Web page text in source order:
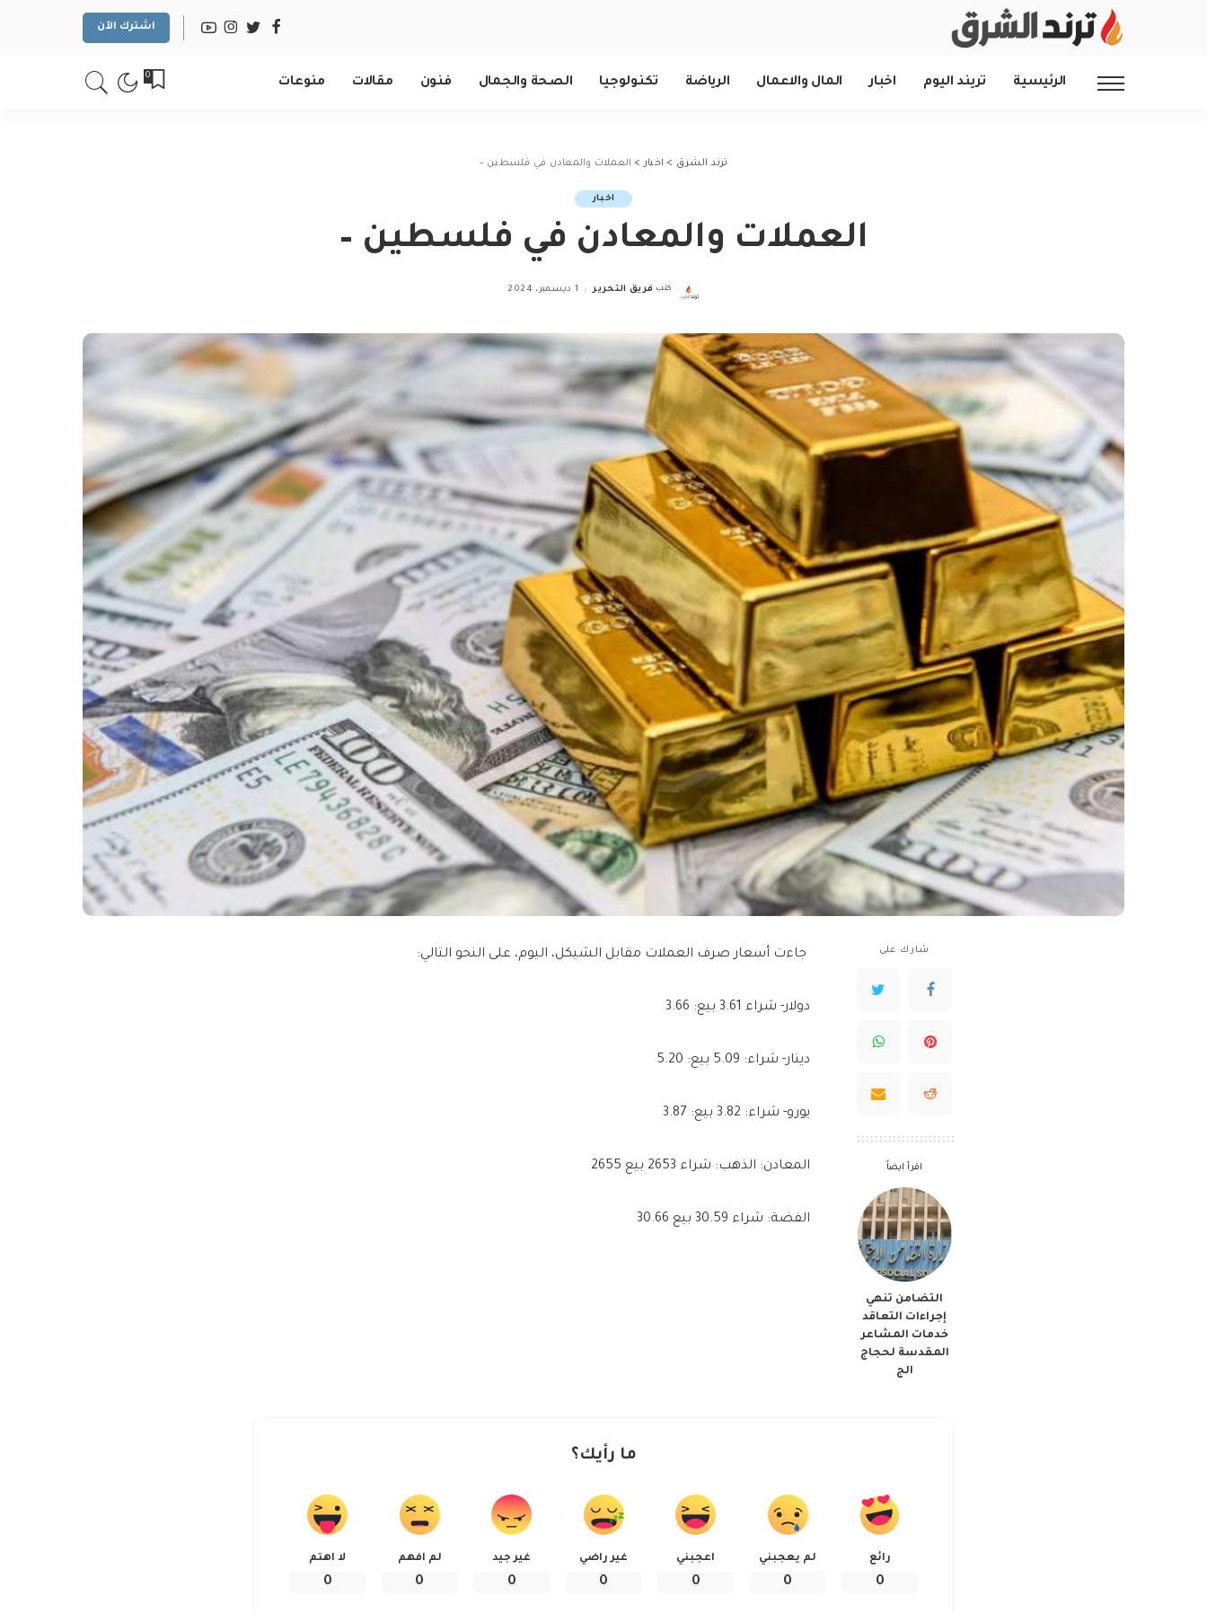
اشترك الآن
الرئيسية تريند اليوم اخبار المال والاعمال الرياضة تكنولوجيا الصحة والجمال فنون مقالات منوعات 0
ترند الشرق > اخبار > العملات والمعادن في فلسطين –
اخبار
العملات والمعادن في فلسطين –
Posted
كتب فريق التحرير 1 ديسمبر، 2024
شارك على
اقرأ ايضاً
التضامن تنهي
إجراءات التعاقد
خدمات المشاعر
المقدسة لحجاج
الج
جاءت أسعار صرف العملات مقابل الشيكل، اليوم، على النحو التالي:
دولار- شراء 3.61 بيع: 3.66
دينار- شراء: 5.09 بيع: 5.20
يورو- شراء: 3.82 بيع: 3.87
المعادن: الذهب: شراء 2653 بيع 2655
الفضة: شراء 30.59 بيع 30.66
ما رأيك؟
رائع
0
لم يعجبني
0
اعجبني
0
غير راضي
0
غير جيد
0
لم افهم
0
لا اهتم
0